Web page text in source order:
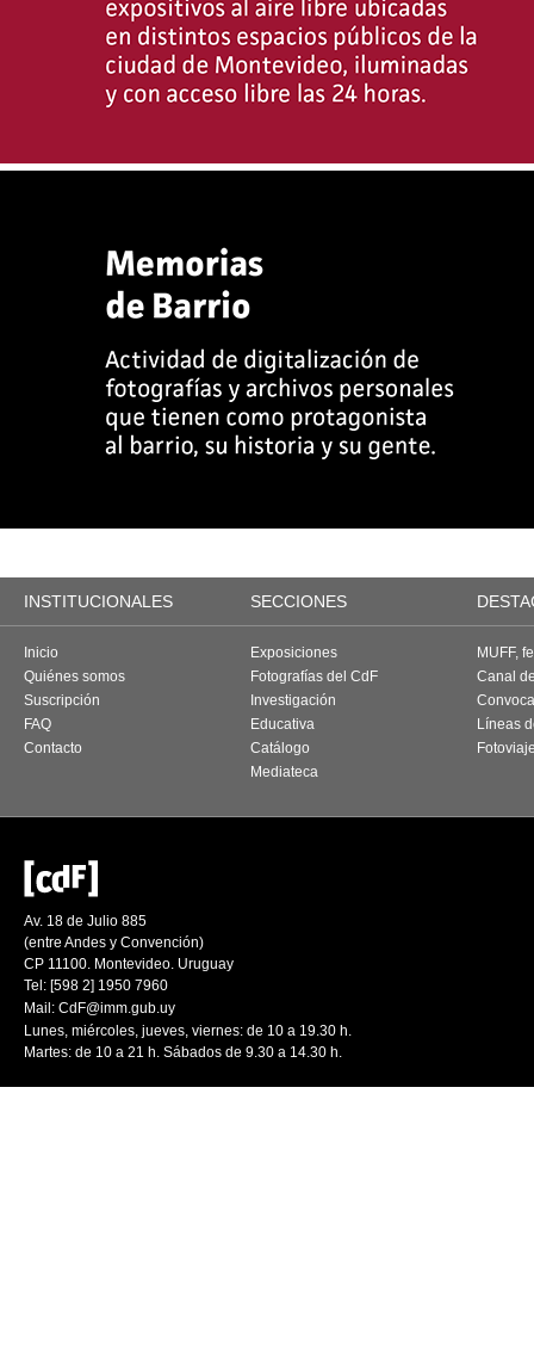
INSTITUCIONALES SECCIONES
Inicio
Quiénes somos
Suscripción
FAQ
Contacto
Exposiciones
Fotografías del CdF
Investigación
Educativa
Catálogo
Mediateca
MUFF,
Canal
Líneas
Av. 18 de Julio 885
(entre Andes y Convención)
CP 11100. Montevideo. Uruguay
Tel: [598 2] 1950 7960
Mail: CdF@imm.gub.uy
Lunes, miércoles, jueves, viernes: de 10 a 19.30 h.
Martes: de 10 a 21 h. Sábados de 9.30 a 14.30 h.